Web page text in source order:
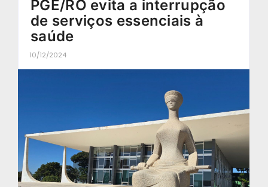
PGE/RO evita a interrupção
de serviços essenciais à
saúde
10/12/2024